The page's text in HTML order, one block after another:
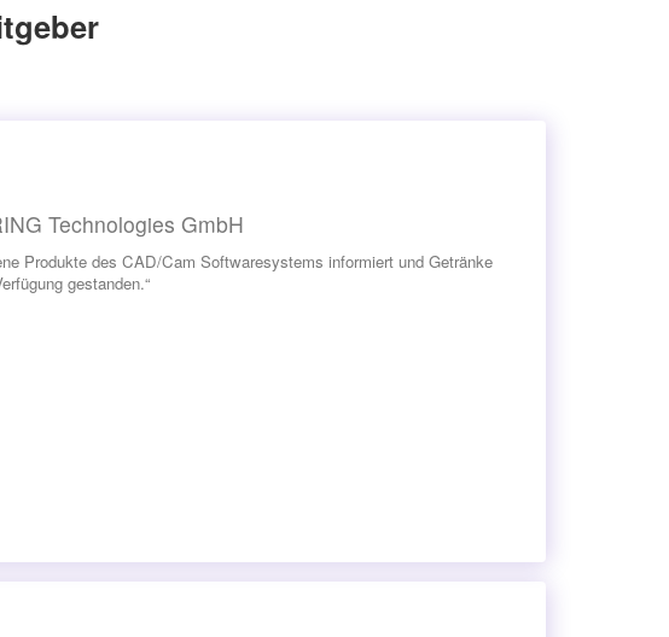
Technologies GmbH
Produkte des CAD/Cam Softwaresystems informiert und Getränke
gestanden.“